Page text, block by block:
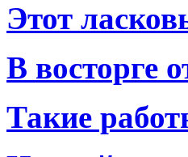
Этот
В восторге
Такие